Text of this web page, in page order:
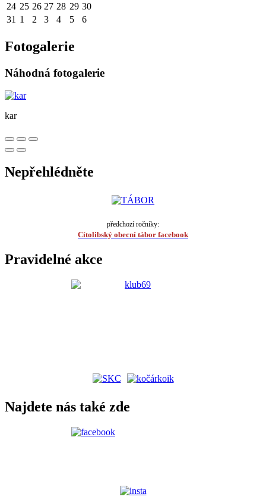
24 25 26 27 28 29 30
31 1 2 3 4 5 6
Fotogalerie
Náhodná fotogalerie
kar
Nepřehlédněte
předchozí ročníky:
Cítolibský obecní tábor facebook
Pravidelné akce
Najdete nás také zde